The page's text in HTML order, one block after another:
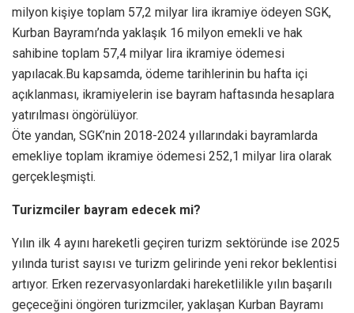
milyon kişiye toplam 57,2 milyar lira ikramiye ödeyen SGK,
Kurban Bayramı’nda yaklaşık 16 milyon emekli ve hak
sahibine toplam 57,4 milyar lira ikramiye ödemesi
yapılacak.Bu kapsamda, ödeme tarihlerinin bu hafta içi
açıklanması, ikramiyelerin ise bayram haftasında hesaplara
yatırılması öngörülüyor.
Öte yandan, SGK’nin 2018-2024 yıllarındaki bayramlarda
emekliye toplam ikramiye ödemesi 252,1 milyar lira olarak
gerçekleşmişti.
Turizmciler bayram edecek mi?
Yılın ilk 4 ayını hareketli geçiren turizm sektöründe ise 2025
yılında turist sayısı ve turizm gelirinde yeni rekor beklentisi
artıyor. Erken rezervasyonlardaki hareketlilikle yılın başarılı
geçeceğini öngören turizmciler, yaklaşan Kurban Bayramı